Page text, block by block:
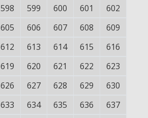
598 599 600 601
602
605 606 607 608
609
612 613 614 615
616
619 620 621 622
623
626 627 628 629
630
633 634 635 636
637